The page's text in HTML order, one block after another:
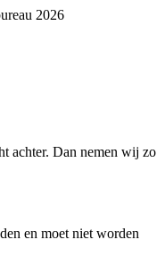
2026
achter. Dan nemen wij zo
en moet niet worden